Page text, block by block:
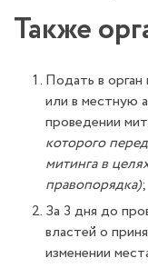
Также
Подать в
или в местную
проведении
которого
митинга в
правопорядка);
За 3 дня до
властей о
изменении